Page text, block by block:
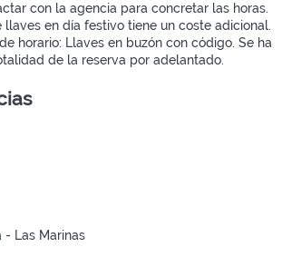
con la agencia para concretar las horas.
llaves en día festivo tiene un coste adicional.
horario: Llaves en buzón con código. Se ha
de la reserva por adelantado.
- Las Marinas